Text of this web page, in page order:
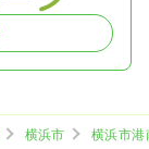
横浜市
横浜市港